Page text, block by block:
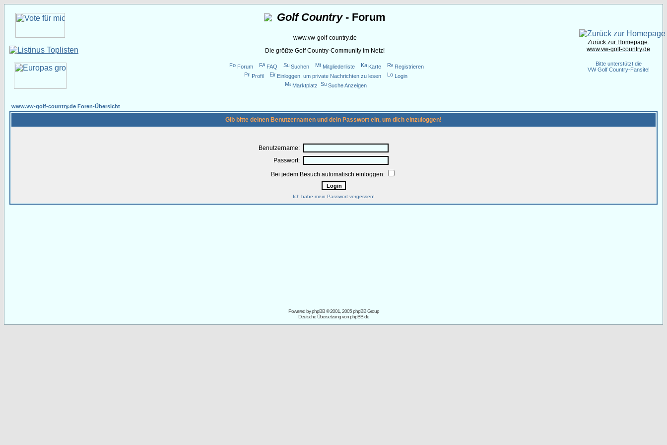
Golf Country- Forum
www.vw-golf-country.de
Die größte Golf Country-Community im Netz!
Forum FAQ Suchen Mitgliederliste Karte
Registrieren
Profil
Einloggen, um private Nachrichten zu lesen
Login
Marktplatz
Suche Anzeigen
Zurück zur Homepage:
www.vw-golf-country.de
Bitte unterstützt die
VW Golf Country-Fansite!
www.vw-golf-country.de Foren-Übersicht
Gib bitte deinen Benutzernamen und dein Passwort ein, um dich einzuloggen!
Benutzername:
Passwort:
Bei jedem Besuch automatisch einloggen:
Ich habe mein Passwort vergessen!
Powered byphpBB© 2001, 2005 phpBB Group
Deutsche Übersetzung vonphpBB.de